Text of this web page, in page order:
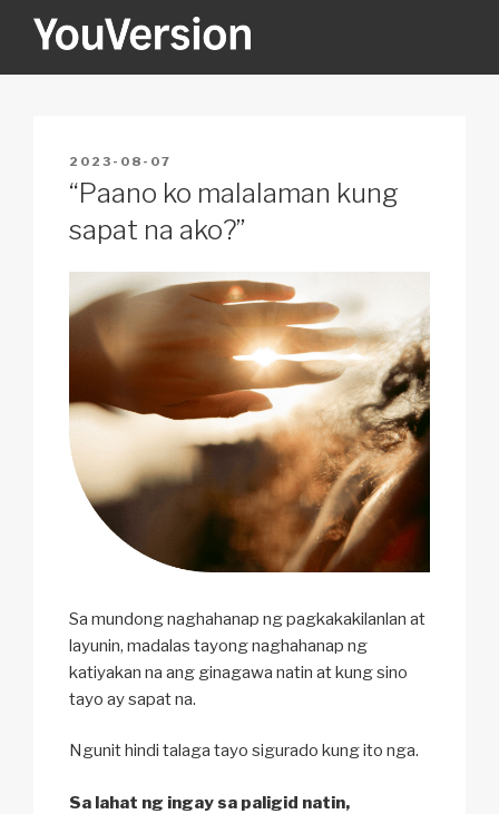
YOUVERSION
POSTED
ON
2023-08-07
“Paano ko malalaman kung
sapat na ako?”
Sa mundong naghahanap ng pagkakakilanlan at
layunin, madalas tayong naghahanap ng
katiyakan na ang ginagawa natin at kung sino
tayo ay sapat na.
Ngunit hindi talaga tayo sigurado kung ito nga.
Sa lahat ng ingay sa paligid natin,